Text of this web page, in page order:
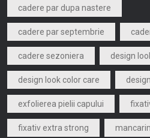
cadere par dupa nastere
cadere par septembrie
cadere sezoniera design
design look color care
exfolierea pielii capului
fixativ extra strong